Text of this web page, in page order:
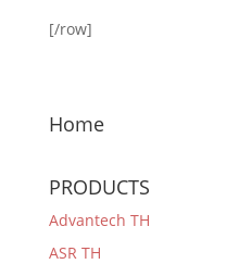
[/row]
Home
PRODUCTS
Advantech TH
ASR TH